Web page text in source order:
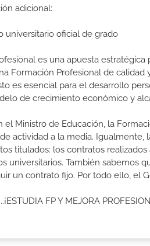
adicional:
universitario oficial de grado
es una apuesta
Formación Profesional de
es esencial para el desarrollo
de crecimiento económico y
el Ministro de Educación, la
actividad a la media.
titulados: los contratos
universitarios. También sabemos
un contrato fijo. Por todo ello, el
FP Y MEJORA